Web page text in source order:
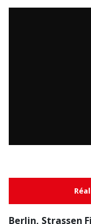
Berlin, Strassen